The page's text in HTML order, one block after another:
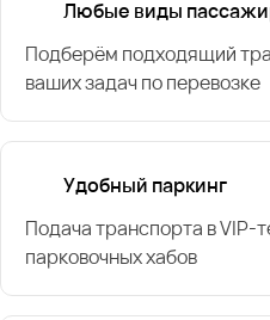
Любые виды
Подберём подходящий
ваших задач по перевозке
Удобный паркинг
Подача транспорта в VIP-
парковочных хабов